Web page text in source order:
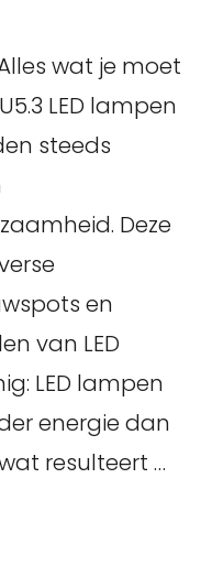
wat je moet
LED lampen
steeds
Deze
en
van LED
LED lampen
energie dan
resulteert …